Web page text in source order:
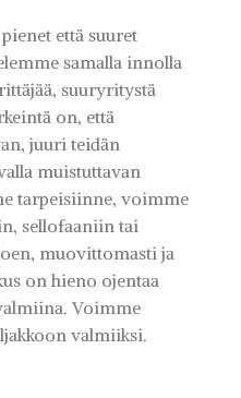
että suuret
samalla innolla
suuryritystä
on, että
juuri teidän
muistuttavan
tarpeisiinne, voimme
sellofaaniin tai
muovittomasti ja
on hieno ojentaa
Voimme
valmiiksi.